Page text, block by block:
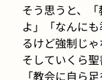
そう思うと、
よ」「なんに
るけど強制じゃ
そしていくら聖
「教会に自ら